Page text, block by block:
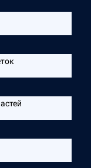
веток
частей